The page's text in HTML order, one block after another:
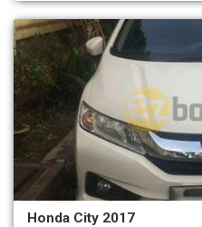
Honda City 2017